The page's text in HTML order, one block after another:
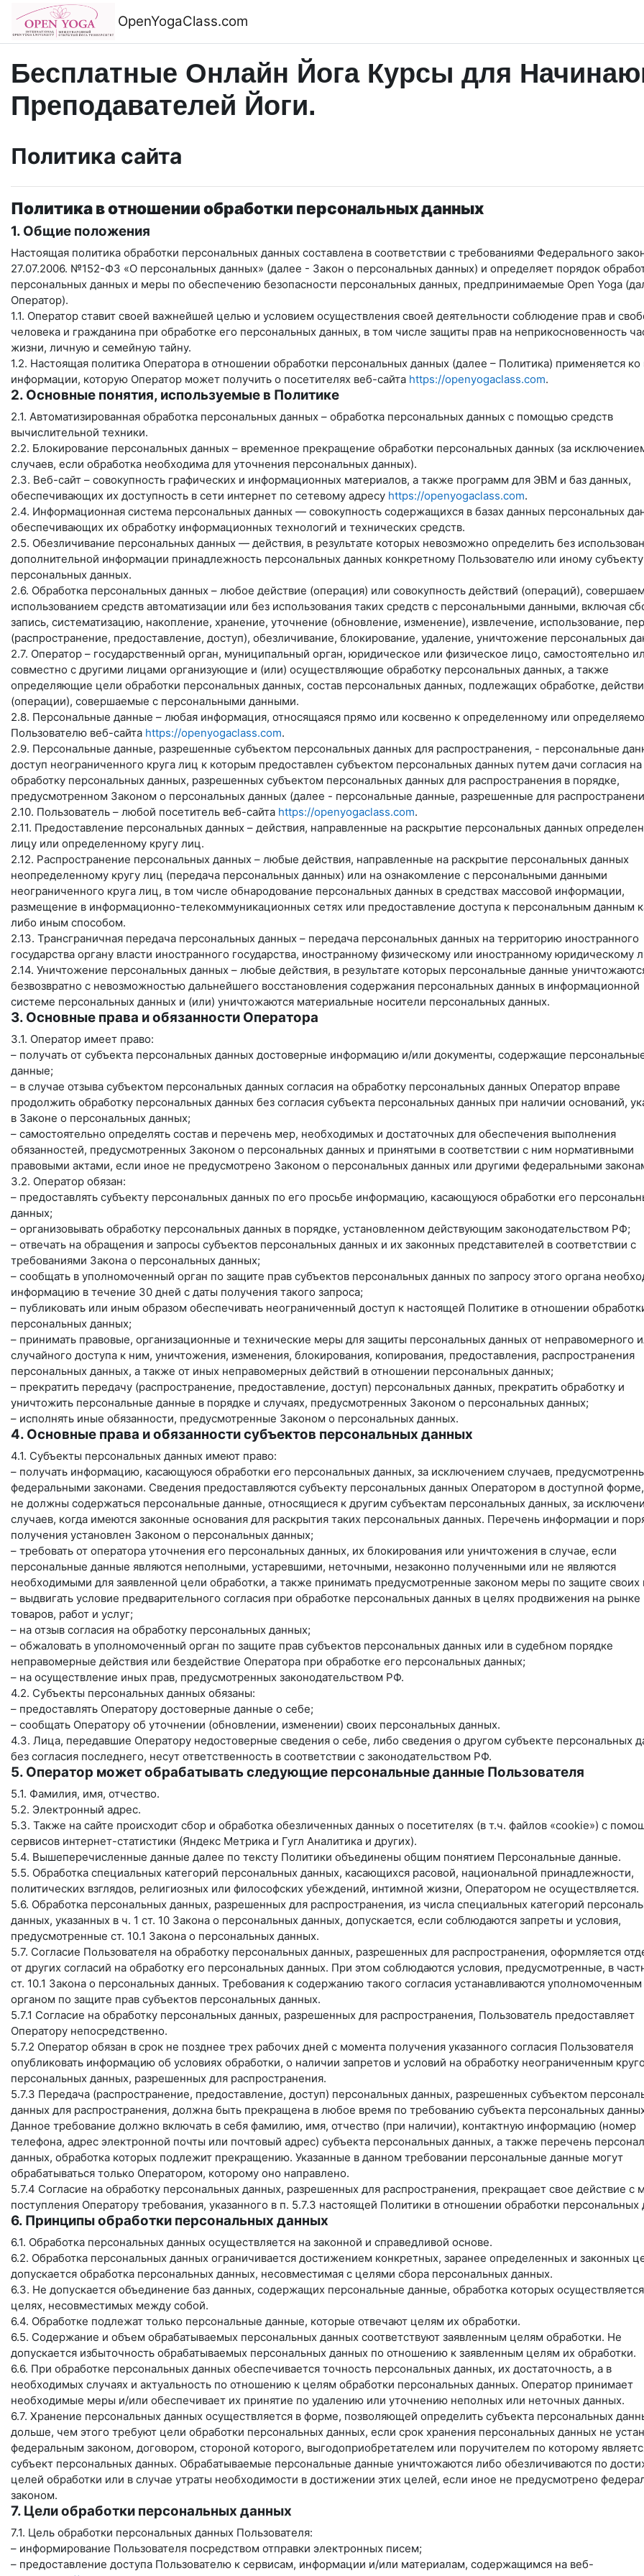
Перейти к основному содержанию
OpenYogaClass.com
Бесплатные Онлайн Йога Курсы для
Преподавателей Йоги.
Политика сайта
Политика в отношении обработки персональных данных
1. Общие положения
Настоящая политика обработки персональных данных составлена в соответствии с требованиями Федерального
27.07.2006. №152-ФЗ «О персональных данных» (далее - Закон о персональных данных) и определяет порядок
персональных данных и меры по обеспечению безопасности персональных данных, предпринимаемые Open Yoga
Оператор).
1.1. Оператор ставит своей важнейшей целью и условием осуществления своей деятельности соблюдение прав и
человека и гражданина при обработке его персональных данных, в том числе защиты прав на неприкосновенность
жизни, личную и семейную тайну.
1.2. Настоящая политика Оператора в отношении обработки персональных данных (далее – Политика) применяется ко
информации, которую Оператор может получить о посетителях веб-сайта https://openyogaclass.com.
2. Основные понятия, используемые в Политике
2.1. Автоматизированная обработка персональных данных – обработка персональных данных с помощью средств
вычислительной техники.
2.2. Блокирование персональных данных – временное прекращение обработки персональных данных (за
случаев, если обработка необходима для уточнения персональных данных).
2.3. Веб-сайт – совокупность графических и информационных материалов, а также программ для ЭВМ и баз данных,
обеспечивающих их доступность в сети интернет по сетевому адресу https://openyogaclass.com.
2.4. Информационная система персональных данных — совокупность содержащихся в базах данных персональных
обеспечивающих их обработку информационных технологий и технических средств.
2.5. Обезличивание персональных данных — действия, в результате которых невозможно определить без
дополнительной информации принадлежность персональных данных конкретному Пользователю или иному субъекту
персональных данных.
2.6. Обработка персональных данных – любое действие (операция) или совокупность действий (операций),
использованием средств автоматизации или без использования таких средств с персональными данными, включая
запись, систематизацию, накопление, хранение, уточнение (обновление, изменение), извлечение, использование,
(распространение, предоставление, доступ), обезличивание, блокирование, удаление, уничтожение персональных
2.7. Оператор – государственный орган, муниципальный орган, юридическое или физическое лицо, самостоятельно
совместно с другими лицами организующие и (или) осуществляющие обработку персональных данных, а также
определяющие цели обработки персональных данных, состав персональных данных, подлежащих обработке,
(операции), совершаемые с персональными данными.
2.8. Персональные данные – любая информация, относящаяся прямо или косвенно к определенному или
Пользователю веб-сайта https://openyogaclass.com.
2.9. Персональные данные, разрешенные субъектом персональных данных для распространения, - персональные
доступ неограниченного круга лиц к которым предоставлен субъектом персональных данных путем дачи согласия на
обработку персональных данных, разрешенных субъектом персональных данных для распространения в порядке,
предусмотренном Законом о персональных данных (далее - персональные данные, разрешенные для
2.10. Пользователь – любой посетитель веб-сайта https://openyogaclass.com.
2.11. Предоставление персональных данных – действия, направленные на раскрытие персональных данных
лицу или определенному кругу лиц.
2.12. Распространение персональных данных – любые действия, направленные на раскрытие персональных данных
неопределенному кругу лиц (передача персональных данных) или на ознакомление с персональными данными
неограниченного круга лиц, в том числе обнародование персональных данных в средствах массовой информации,
размещение в информационно-телекоммуникационных сетях или предоставление доступа к персональным данным
либо иным способом.
2.13. Трансграничная передача персональных данных – передача персональных данных на территорию иностранного
государства органу власти иностранного государства, иностранному физическому или иностранному юридическому
2.14. Уничтожение персональных данных – любые действия, в результате которых персональные данные
безвозвратно с невозможностью дальнейшего восстановления содержания персональных данных в информационной
системе персональных данных и (или) уничтожаются материальные носители персональных данных.
3. Основные права и обязанности Оператора
3.1. Оператор имеет право:
– получать от субъекта персональных данных достоверные информацию и/или документы, содержащие
данные;
– в случае отзыва субъектом персональных данных согласия на обработку персональных данных Оператор вправе
продолжить обработку персональных данных без согласия субъекта персональных данных при наличии оснований,
в Законе о персональных данных;
– самостоятельно определять состав и перечень мер, необходимых и достаточных для обеспечения выполнения
обязанностей, предусмотренных Законом о персональных данных и принятыми в соответствии с ним нормативными
правовыми актами, если иное не предусмотрено Законом о персональных данных или другими федеральными
3.2. Оператор обязан:
– предоставлять субъекту персональных данных по его просьбе информацию, касающуюся обработки его
данных;
– организовывать обработку персональных данных в порядке, установленном действующим законодательством РФ;
– отвечать на обращения и запросы субъектов персональных данных и их законных представителей в соответствии с
требованиями Закона о персональных данных;
– сообщать в уполномоченный орган по защите прав субъектов персональных данных по запросу этого органа
информацию в течение 30 дней с даты получения такого запроса;
– публиковать или иным образом обеспечивать неограниченный доступ к настоящей Политике в отношении
персональных данных;
– принимать правовые, организационные и технические меры для защиты персональных данных от неправомерного
случайного доступа к ним, уничтожения, изменения, блокирования, копирования, предоставления, распространения
персональных данных, а также от иных неправомерных действий в отношении персональных данных;
– прекратить передачу (распространение, предоставление, доступ) персональных данных, прекратить обработку и
уничтожить персональные данные в порядке и случаях, предусмотренных Законом о персональных данных;
– исполнять иные обязанности, предусмотренные Законом о персональных данных.
4. Основные права и обязанности субъектов персональных данных
4.1. Субъекты персональных данных имеют право:
– получать информацию, касающуюся обработки его персональных данных, за исключением случаев,
федеральными законами. Сведения предоставляются субъекту персональных данных Оператором в доступной
не должны содержаться персональные данные, относящиеся к другим субъектам персональных данных, за
случаев, когда имеются законные основания для раскрытия таких персональных данных. Перечень информации и
получения установлен Законом о персональных данных;
– требовать от оператора уточнения его персональных данных, их блокирования или уничтожения в случае, если
персональные данные являются неполными, устаревшими, неточными, незаконно полученными или не являются
необходимыми для заявленной цели обработки, а также принимать предусмотренные законом меры по защите своих
– выдвигать условие предварительного согласия при обработке персональных данных в целях продвижения на рынке
товаров, работ и услуг;
– на отзыв согласия на обработку персональных данных;
– обжаловать в уполномоченный орган по защите прав субъектов персональных данных или в судебном порядке
неправомерные действия или бездействие Оператора при обработке его персональных данных;
– на осуществление иных прав, предусмотренных законодательством РФ.
4.2. Субъекты персональных данных обязаны:
– предоставлять Оператору достоверные данные о себе;
– сообщать Оператору об уточнении (обновлении, изменении) своих персональных данных.
4.3. Лица, передавшие Оператору недостоверные сведения о себе, либо сведения о другом субъекте персональных
без согласия последнего, несут ответственность в соответствии с законодательством РФ.
5. Оператор может обрабатывать следующие персональные данные Пользователя
5.1. Фамилия, имя, отчество.
5.2. Электронный адрес.
5.3. Также на сайте происходит сбор и обработка обезличенных данных о посетителях (в т.ч. файлов «cookie») с
сервисов интернет-статистики (Яндекс Метрика и Гугл Аналитика и других).
5.4. Вышеперечисленные данные далее по тексту Политики объединены общим понятием Персональные данные.
5.5. Обработка специальных категорий персональных данных, касающихся расовой, национальной принадлежности,
политических взглядов, религиозных или философских убеждений, интимной жизни, Оператором не осуществляется.
5.6. Обработка персональных данных, разрешенных для распространения, из числа специальных категорий
данных, указанных в ч. 1 ст. 10 Закона о персональных данных, допускается, если соблюдаются запреты и условия,
предусмотренные ст. 10.1 Закона о персональных данных.
5.7. Согласие Пользователя на обработку персональных данных, разрешенных для распространения, оформляется
от других согласий на обработку его персональных данных. При этом соблюдаются условия, предусмотренные, в
ст. 10.1 Закона о персональных данных. Требования к содержанию такого согласия устанавливаются уполномоченным
органом по защите прав субъектов персональных данных.
5.7.1 Согласие на обработку персональных данных, разрешенных для распространения, Пользователь предоставляет
Оператору непосредственно.
5.7.2 Оператор обязан в срок не позднее трех рабочих дней с момента получения указанного согласия Пользователя
опубликовать информацию об условиях обработки, о наличии запретов и условий на обработку неограниченным
персональных данных, разрешенных для распространения.
5.7.3 Передача (распространение, предоставление, доступ) персональных данных, разрешенных субъектом
данных для распространения, должна быть прекращена в любое время по требованию субъекта персональных
Данное требование должно включать в себя фамилию, имя, отчество (при наличии), контактную информацию (номер
телефона, адрес электронной почты или почтовый адрес) субъекта персональных данных, а также перечень
данных, обработка которых подлежит прекращению. Указанные в данном требовании персональные данные могут
обрабатываться только Оператором, которому оно направлено.
5.7.4 Согласие на обработку персональных данных, разрешенных для распространения, прекращает свое действие с
поступления Оператору требования, указанного в п. 5.7.3 настоящей Политики в отношении обработки персональных
6. Принципы обработки персональных данных
6.1. Обработка персональных данных осуществляется на законной и справедливой основе.
6.2. Обработка персональных данных ограничивается достижением конкретных, заранее определенных и законных
допускается обработка персональных данных, несовместимая с целями сбора персональных данных.
6.3. Не допускается объединение баз данных, содержащих персональные данные, обработка которых
целях, несовместимых между собой.
6.4. Обработке подлежат только персональные данные, которые отвечают целям их обработки.
6.5. Содержание и объем обрабатываемых персональных данных соответствуют заявленным целям обработки. Не
допускается избыточность обрабатываемых персональных данных по отношению к заявленным целям их обработки.
6.6. При обработке персональных данных обеспечивается точность персональных данных, их достаточность, а в
необходимых случаях и актуальность по отношению к целям обработки персональных данных. Оператор принимает
необходимые меры и/или обеспечивает их принятие по удалению или уточнению неполных или неточных данных.
6.7. Хранение персональных данных осуществляется в форме, позволяющей определить субъекта персональных
дольше, чем этого требуют цели обработки персональных данных, если срок хранения персональных данных не
федеральным законом, договором, стороной которого, выгодоприобретателем или поручителем по которому
субъект персональных данных. Обрабатываемые персональные данные уничтожаются либо обезличиваются по
целей обработки или в случае утраты необходимости в достижении этих целей, если иное не предусмотрено
законом.
7. Цели обработки персональных данных
7.1. Цель обработки персональных данных Пользователя:
– информирование Пользователя посредством отправки электронных писем;
– предоставление доступа Пользователю к сервисам, информации и/или материалам, содержащимся на веб-